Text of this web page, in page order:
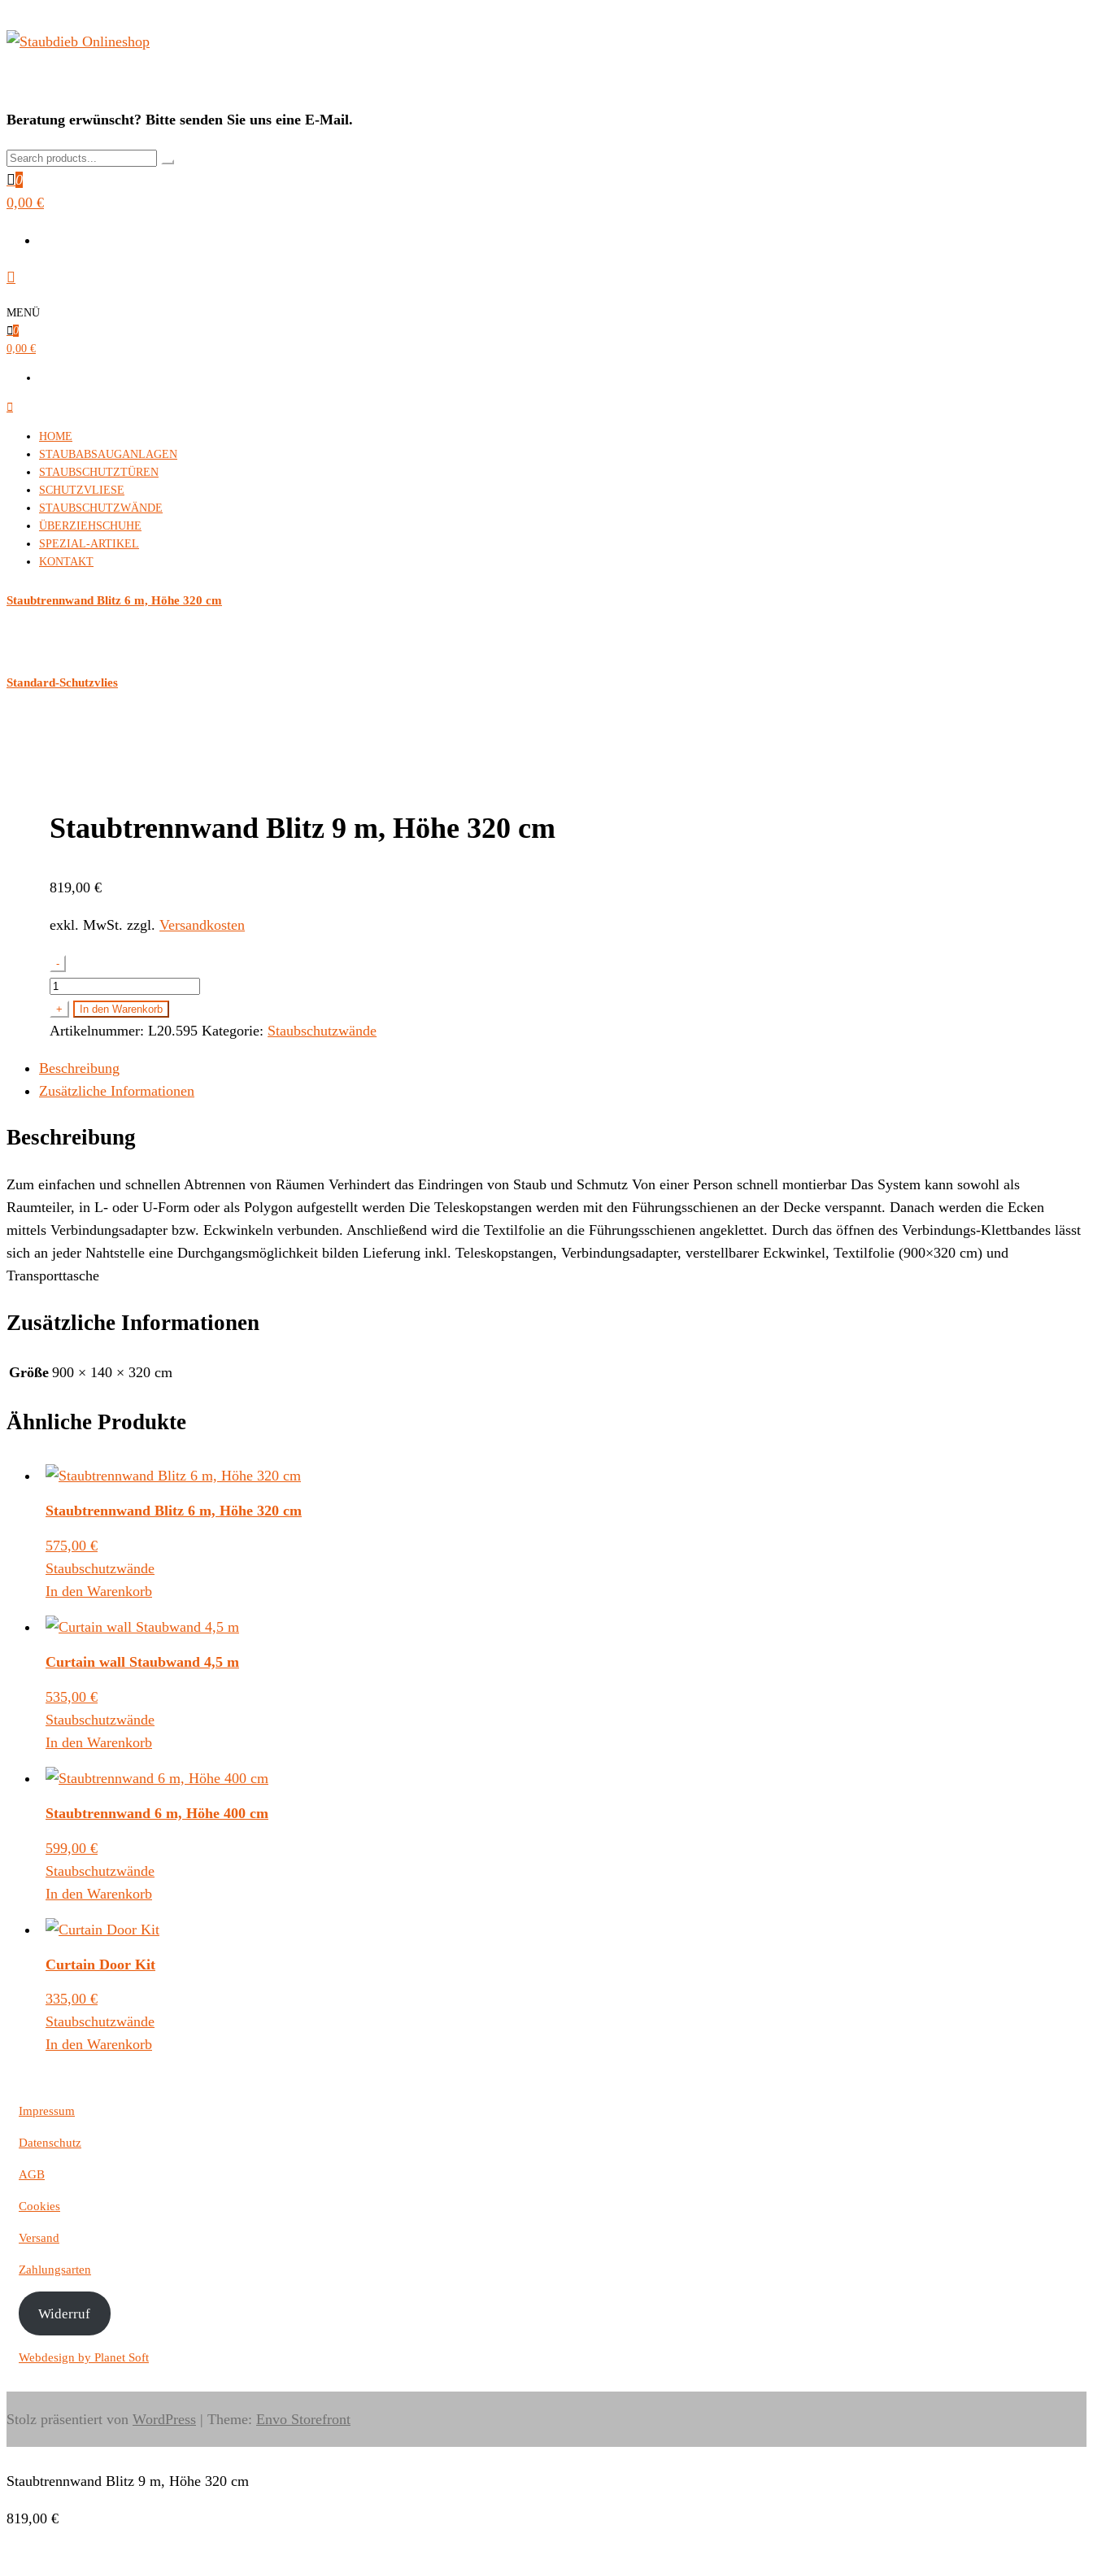
Inhalt
Staubdieb Onlineshop
Beratung erwünscht? Bitte senden Sie uns eine E-Mail.
0
0,00 €
MENÜ
0
0,00 €
HOME
STAUBABSAUGANLAGEN
STAUBSCHUTZTÜREN
SCHUTZVLIESE
STAUBSCHUTZWÄNDE
ÜBERZIEHSCHUHE
SPEZIAL-ARTIKEL
KONTAKT
Staubtrennwand Blitz 6 m, Höhe 320 cm
Standard-Schutzvlies
Staubtrennwand Blitz 9 m, Höhe 320 cm
819,00€
exkl. MwSt. zzgl.Versandkosten
-
Staubtrennwand
Blitz
9
Höhe
320
Menge
+ In den Warenkorb
Artikelnummer:L20.595 Kategorie: Staubschutzwände
Beschreibung
Zusätzliche Informationen
Beschreibung
Zum einfachen und schnellen Abtrennen von Räumen Verhindert das Eindringen von Staub und Schmutz Von einer Person schnell montierbar Das System kann sowohl als
Raumteiler, in L- oder U-Form oder als Polygon aufgestellt werden Die Teleskopstangen werden mit den Führungsschienen an der Decke verspannt. Danach werden die Ecken
mittels Verbindungsadapter bzw. Eckwinkeln verbunden. Anschließend wird die Textilfolie an die Führungsschienen angeklettet. Durch das öffnen des Verbindungs-Klettbandes lässt
sich an jeder Nahtstelle eine Durchgangsmöglichkeit bilden Lieferung inkl. Teleskopstangen, Verbindungsadapter, verstellbarer Eckwinkel, Textilfolie (900×320 cm) und
Transporttasche
Zusätzliche Informationen
Größe 900 × 140 × 320 cm
Ähnliche Produkte
Staubtrennwand Blitz 6 m, Höhe 320 cm
575,00 €
Staubschutzwände
In den Warenkorb
Curtain wall Staubwand 4,5 m
535,00 €
Staubschutzwände
In den Warenkorb
Staubtrennwand 6 m, Höhe 400 cm
599,00 €
Staubschutzwände
In den Warenkorb
Curtain Door Kit
335,00 €
Staubschutzwände
In den Warenkorb
Impressum
Datenschutz
AGB
Cookies
Versand
Zahlungsarten
Widerruf
Webdesign by Planet Soft
Stolz präsentiert von WordPress | Theme: Envo Storefront
Staubtrennwand Blitz 9 m, Höhe 320 cm
819,00 €